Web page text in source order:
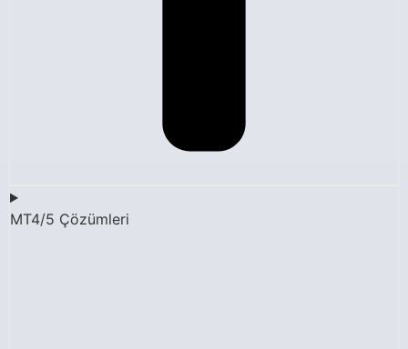
MT4/5 Çözümleri